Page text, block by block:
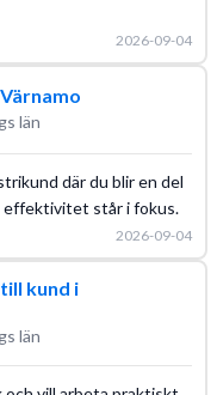
2026-09-04
län
där du blir en del
effektivitet står i fokus.
2026-09-04
kund i
län